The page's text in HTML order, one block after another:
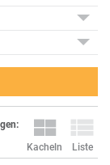
Kacheln
Liste